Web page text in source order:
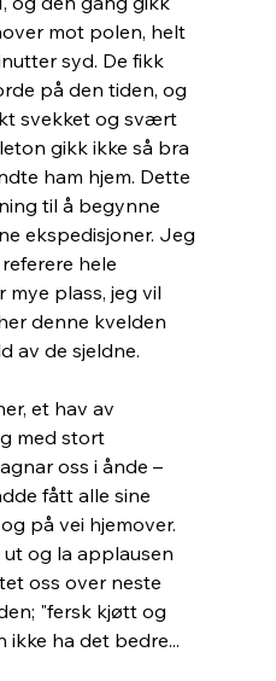
mot polen, helt
syd. De fikk
på den tiden, og
svekket og svært
gikk ikke så bra
ham hjem. Dette
til å begynne
ekspedisjoner. Jeg
hele
mye plass, jeg vil
denne kvelden
av de sjeldne.
et hav av
med stort
oss i ånde –
fått alle sine
på vei hjemover.
og la applausen
oss over neste
"fersk kjøtt og
ikke ha det bedre...